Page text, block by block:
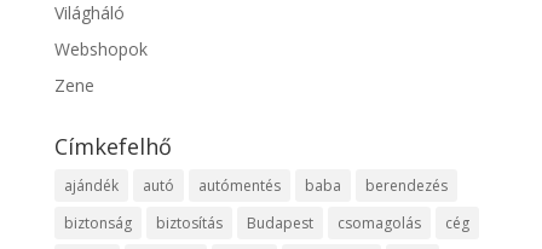
Világháló
Webshopok
Zene
Címkefelhő
ajándék autó autómentés baba
berendezés
biztonság
biztosítás Budapest csomagolás
cég